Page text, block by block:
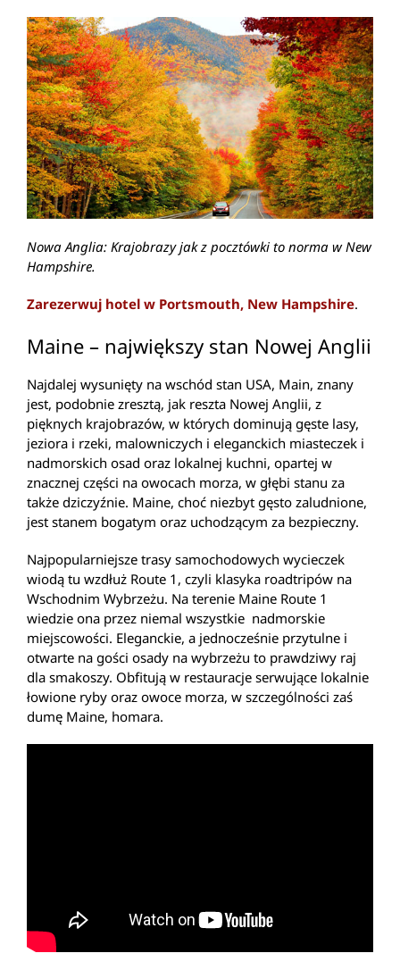
Nowa Anglia: Krajobrazy jak z pocztówki to norma w New
Hampshire.
Zarezerwuj hotel w Portsmouth, New Hampshire.
Maine – największy stan Nowej Anglii
Najdalej wysunięty na wschód stan USA, Main, znany
jest, podobnie zresztą, jak reszta Nowej Anglii, z
pięknych krajobrazów, w których dominują gęste lasy,
jeziora i rzeki, malowniczych i eleganckich miasteczek i
nadmorskich osad oraz lokalnej kuchni, opartej w
znacznej części na owocach morza, w głębi stanu za
także dziczyźnie. Maine, choć niezbyt gęsto zaludnione,
jest stanem bogatym oraz uchodzącym za bezpieczny.
Najpopularniejsze trasy samochodowych wycieczek
wiodą tu wzdłuż Route 1, czyli klasyka roadtripów na
Wschodnim Wybrzeżu. Na terenie Maine Route 1
wiedzie ona przez niemal wszystkie nadmorskie
miejscowości. Eleganckie, a jednocześnie przytulne i
otwarte na gości osady na wybrzeżu to prawdziwy raj
dla smakoszy. Obfitują w restauracje serwujące lokalnie
łowione ryby oraz owoce morza, w szczególności zaś
dumę Maine, homara.